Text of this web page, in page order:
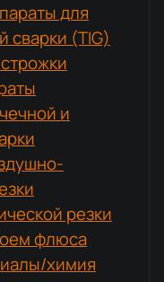
для
сварки (TIG)
и
резки
флюса
химия